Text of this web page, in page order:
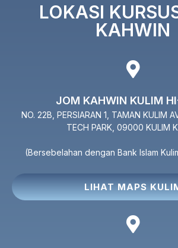
LOKASI
KAHWIN
JOM KAHWIN KULIM
NO. 22B, PERSIARAN 1, TAMAN KULIM
TECH PARK, 09000 KULIM
(Bersebelahan dengan Bank Islam
LIHAT MAPS